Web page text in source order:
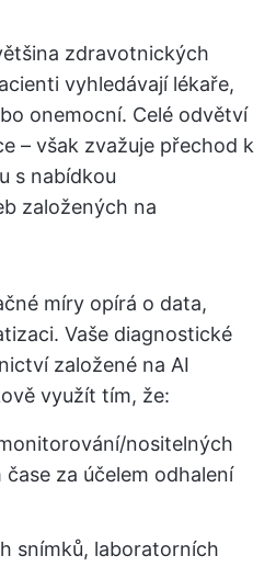
zdravotnických
vyhledávají lékaře,
onemocní. Celé odvětví
– však zvažuje přechod k
s nabídkou
založených na
míry opírá o data,
Vaše diagnostické
založené na AI
využít tím, že:
nositelných
za účelem odhalení
snímků, laboratorních